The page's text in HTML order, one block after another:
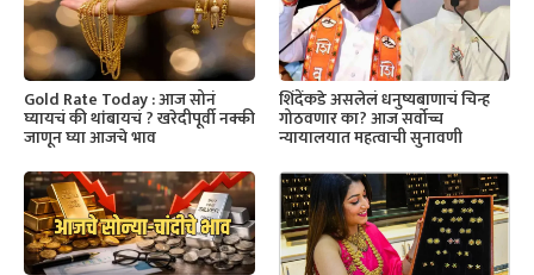
Gold Rate Today : आज सोनं
घ्यायचं की थांबायचं ? खरेदीपूर्वी नक्की
जाणून घ्या आजचे भाव
शिंदेंकडे असलेलं धनुष्यबाणाचं चिन्ह
गोठवणार का? आज सर्वोच्च
न्यायालयात महत्वाची सुनावणी